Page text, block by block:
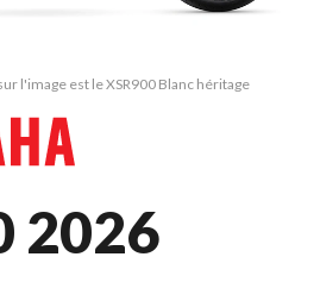
l'image est le XSR900 Blanc héritage
2026